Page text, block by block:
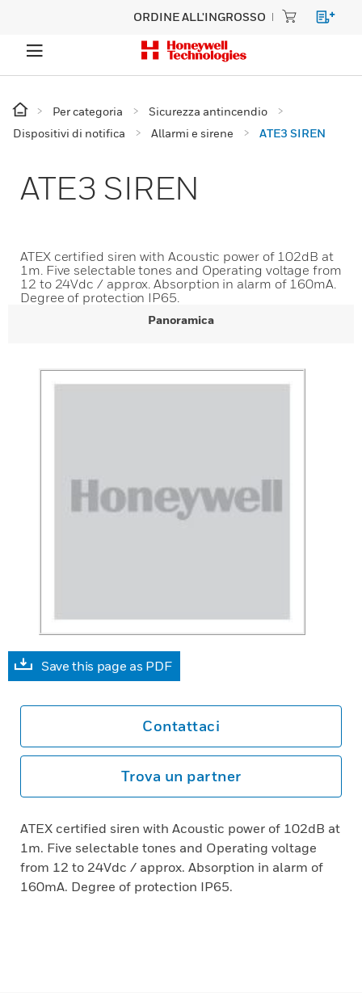
ORDINE ALL'INGROSSO
Per categoria
Sicurezza antincendio
Dispositivi di notifica
Allarmi e sirene ATE3 SIREN
ATE3 SIREN
ATEX certified siren with Acoustic power of 102dB at
1m. Five selectable tones and Operating voltage from
12 to 24Vdc / approx. Absorption in alarm of 160mA.
Degree of protection IP65.
Panoramica
Save this page as PDF
Contattaci
Trova un partner
ATEX certified siren with Acoustic power of 102dB at
1m. Five selectable tones and Operating voltage
from 12 to 24Vdc / approx. Absorption in alarm of
160mA. Degree of protection IP65.